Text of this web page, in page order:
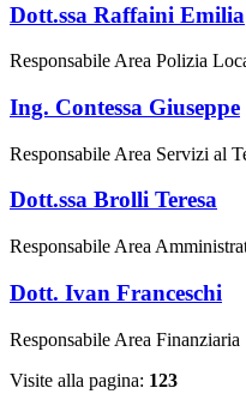
Dott.ssa Raffaini Emilia
Responsabile Area Polizia
Ing. Contessa Giuseppe
Responsabile Area Servizi al
Dott.ssa Brolli Teresa
Responsabile Area
Dott. Ivan Franceschi
Responsabile Area Finanziaria
Visite alla pagina: 123